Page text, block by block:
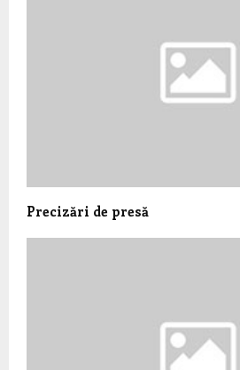
Precizări de presă